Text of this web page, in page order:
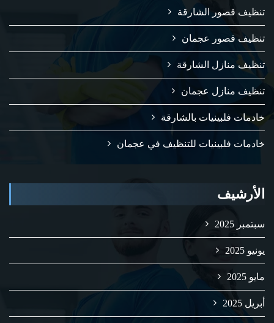
تنظيف قصور الشارقة
تنظيف قصور عجمان
تنظيف منازل الشارقة
تنظيف منازل عجمان
خادمات فلبينيات بالشارقة
خادمات فلبينيات للتنظيف في عجمان
الأرشيف
سبتمبر 2025
يونيو 2025
مايو 2025
أبريل 2025